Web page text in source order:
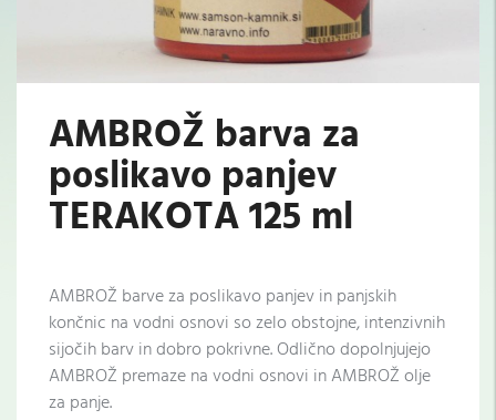
AMBROŽ barva za
poslikavo panjev
TERAKOTA 125 ml
AMBROŽ barve za poslikavo panjev in panjskih
končnic na vodni osnovi so zelo obstojne, intenzivnih
sijočih barv in dobro pokrivne. Odlično dopolnjujejo
AMBROŽ premaze na vodni osnovi in AMBROŽ olje
za panje.